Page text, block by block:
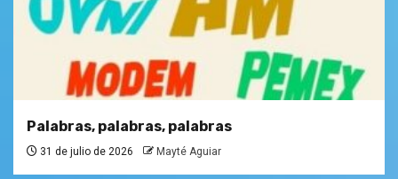
Palabras, palabras, palabras
31 de julio de 2026 Mayté Aguiar